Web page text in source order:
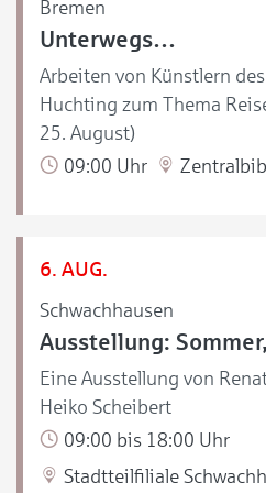
Bremen
Unterwegs…
Arbeiten von Künstlern
Huchting zum Thema
25. August)
09:00 Uhr
6. AUG.
Schwachhausen
Ausstellung:
Eine Ausstellung von
Heiko Scheibert
09:00 bis 18:00 Uhr
Stadtteilfiliale